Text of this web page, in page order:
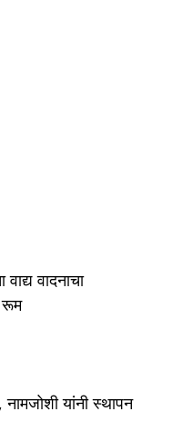
वादनाचा
रूम
यांनी स्थापन